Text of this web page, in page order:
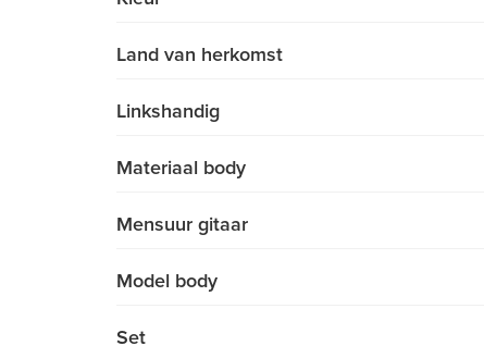
Land van herkomst
Linkshandig
Materiaal body
Mensuur gitaar
Model body
Set